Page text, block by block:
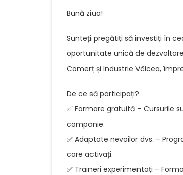
Bună ziua!
Sunteți pregătiți să investiți în
oportunitate unică de
Comerț și Industrie Vâlcea,
De ce să participați?
✅ Formare gratuită – Cursurile
companie.
✅ Adaptate nevoilor dvs. –
care activați.
✅ Traineri experimentați –